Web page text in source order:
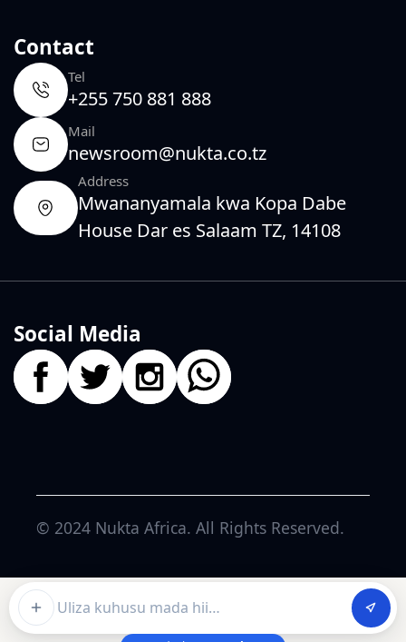
Ask about this article
Contact
Tel
+255 750 881 888
Mail
newsroom@nukta.co.tz
Address
Mwananyamala kwa Kopa Dabe
House Dar es Salaam TZ, 14108
Social Media
© 2024 Nukta Africa. All Rights Reserved.